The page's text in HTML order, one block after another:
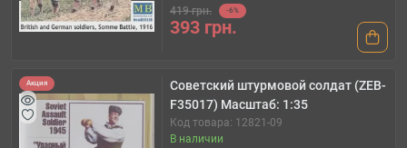
419 грн. -6%
393 грн.
Акция
Советский штурмовой солдат (ZEB-
F35017) Масштаб: 1:35
Код товара: 12821-09
В наличии